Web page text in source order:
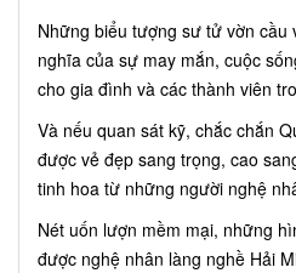
Những biểu tượng sư tử vờn cầu
nghĩa của sự may mắn, cuộc
cho gia đình và các thành viên
Và nếu quan sát kỹ, chắc chắn
được vẻ đẹp sang trọng, cao
tinh hoa từ những người nghệ
Nét uốn lượn mềm mại, những
được nghệ nhân làng nghề Hải